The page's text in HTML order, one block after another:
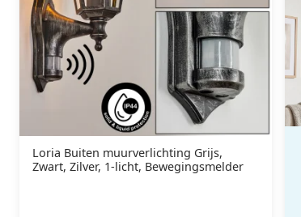
Loria Buiten muurverlichting Grijs,
Zwart, Zilver, 1-licht, Bewegingsmelder